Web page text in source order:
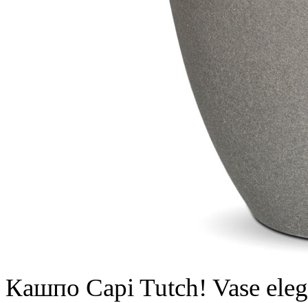
Кашпо Capi Tutch! Vase